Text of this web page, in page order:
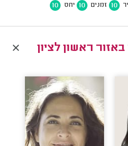
10 זמנים 10 יחס 10
ראשון לציון